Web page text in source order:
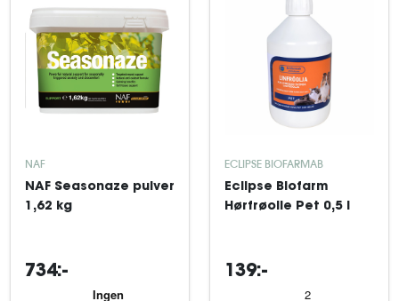
NAF
NAF Seasonaze pulver
1,62 kg
734:-
ECLIPSE BIOFARMAB
Eclipse Biofarm
Hørfrøolie Pet 0,5 l
139:-